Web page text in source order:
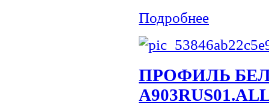
Подробнее
ПРОФИЛЬ